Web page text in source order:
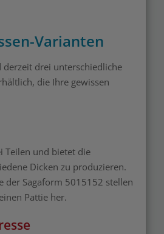
Varianten
drei unterschiedliche
die Ihre gewissen
Teilen und bietet die
Dicken zu produzieren.
der Sagaform 5015152 stellen
Pattie her.